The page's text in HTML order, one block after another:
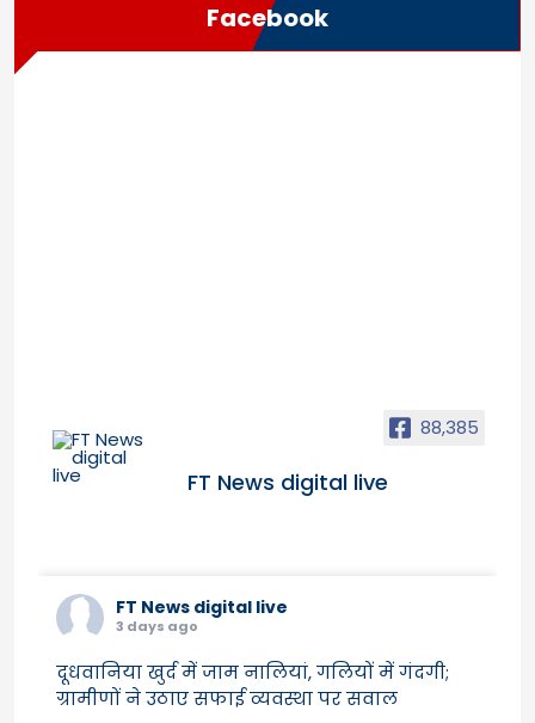
Facebook
88,385
FT News digital live
FT News digital live
3 days ago
दूधवानिया खुर्द में जाम नालियां, गलियों में गंदगी;
ग्रामीणों ने उठाए सफाई व्यवस्था पर सवाल